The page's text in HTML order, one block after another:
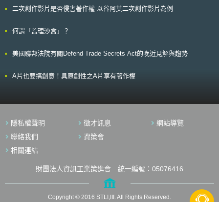
判決主張毀損電腦之定義應係指由外部傳輸行為所致（如駭客行為），電腦
不可回復或無法替代之損害作為抗辯。於此，控方則以刪除行為不應以內容
其在公用電腦中刪除同類資訊上之顧慮。而控方則以曾氏行為屬特殊情況作
刪除資料行為究竟對公司有何實際損害，判決被告無罪。
二次創作影片是否侵害著作權-以谷阿莫二次創作影片為例
何謂「監理沙盒」？
美國聯邦法院有關Defend Trade Secrets Act的晚近見解與趨勢
A片也要搞創意！具原創性之A片享有著作權
隱私權聲明 徵才訊息
網站導覽
聯絡我們
資策會
相關連結
財團法人資訊工業策進會 統一編號：05076416
Copyright © 2016 STLI,III. All Rights Reserved.